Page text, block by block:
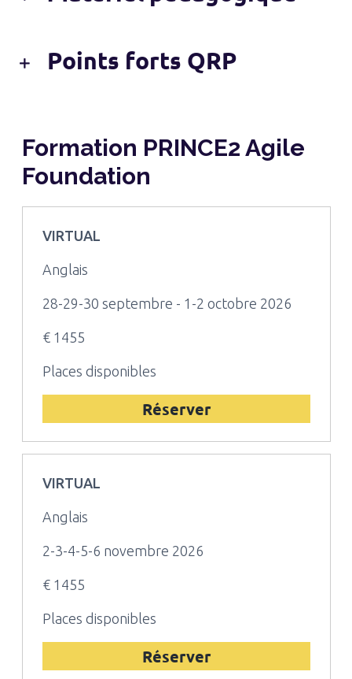
Points forts QRP
Formation PRINCE2 Agile
Foundation
VIRTUAL
Anglais
28-29-30 septembre - 1-2 octobre 2026
€ 1455
Places disponibles
Réserver
VIRTUAL
Anglais
2-3-4-5-6 novembre 2026
€ 1455
Places disponibles
Réserver